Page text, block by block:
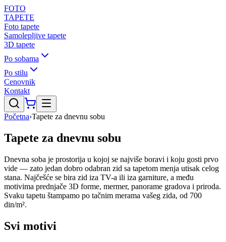
FOTO
TAPETE
Foto tapete
Samolepljive tapete
3D tapete
Po sobama
Po stilu
Cenovnik
Kontakt
Početna›Tapete za dnevnu sobu
Tapete za dnevnu sobu
Dnevna soba je prostorija u kojoj se najviše boravi i koju gosti prvo
vide — zato jedan dobro odabran zid sa tapetom menja utisak celog
stana. Najčešće se bira zid iza TV-a ili iza garniture, a među
motivima prednjače 3D forme, mermer, panorame gradova i priroda.
Svaku tapetu štampamo po tačnim merama vašeg zida, od 700
din/m².
Svi motivi